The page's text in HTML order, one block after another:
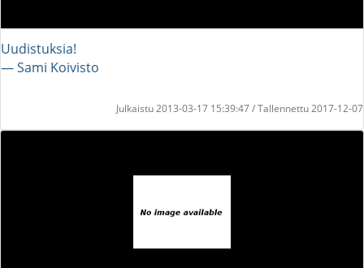
Uudistuksia!
― Sami Koivisto
Julkaistu 2013-03-17 15:39:47 / Tallennettu 2017-12-07